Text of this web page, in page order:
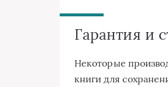
Гарантия и
Некоторые
книги для